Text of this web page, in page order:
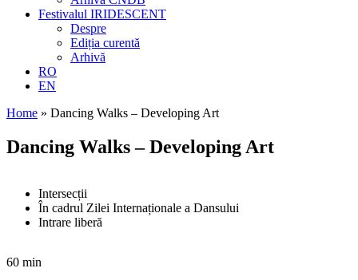
Festivalul IRIDESCENT
Despre
Ediția curentă
Arhivă
RO
EN
Home » Dancing Walks – Developing Art
Dancing Walks – Developing Art
Intersecții
În cadrul Zilei Internaționale a Dansului
Intrare liberă
60 min